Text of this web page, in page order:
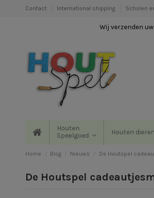
Contact International shipping Scholen
Wij verzenden
Houten
Speelgoed
Houten dieren
Home Blog Nieuws De Houtspel
De Houtspel